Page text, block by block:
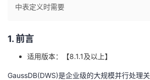
主
的
我
中表定义时需要
1. 前言
适用版本：【8.1.1及以上】
GaussDB(DWS)是企业级的大规模并行处理